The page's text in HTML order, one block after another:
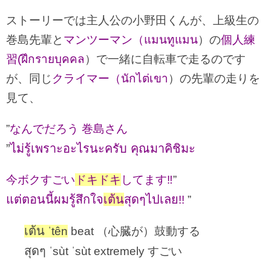
ストーリーでは主人公の小野田くんが、上級生の
巻島先輩と マンツーマン（แมนทูแมน）の個人練
習(ฝึกรายบุคคล ）で一緒に自転車で走るのです
が、同じ クライマー（นักไต่เขา ）の先輩の走りを
見て、
”なんでだろう 巻島さん
”ไม่รู้เพราะอะไรนะครับ คุณมาคิชิมะ
今ボクすごい ドキドキ してます‼︎”
แต่ตอนนี้ผมรู้สึกใจเต้นสุดๆไปเลย!! ”
เต้น ˈtên beat （心臓が）鼓動する
สุดๆ ˈsùt ˈsùt extremely すごい